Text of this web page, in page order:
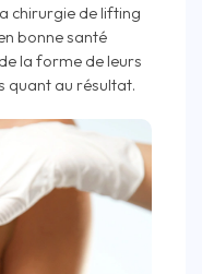
chirurgie de lifting
bonne santé
la forme de leurs
quant au résultat.